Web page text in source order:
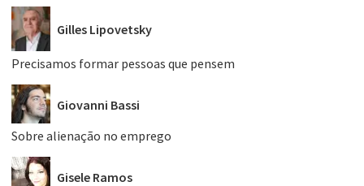
Gilles Lipovetsky
Precisamos formar pessoas que pensem
Giovanni Bassi
Sobre alienação no emprego
Gisele Ramos